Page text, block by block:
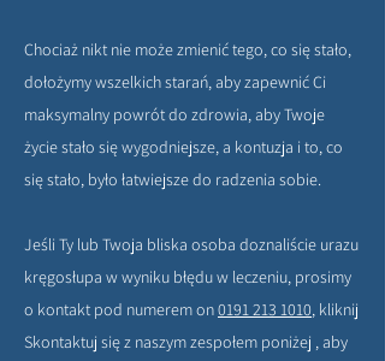
Chociaż nikt nie może zmienić tego, co się stało,
dołożymy wszelkich starań, aby zapewnić Ci
maksymalny powrót do zdrowia, aby Twoje
życie stało się wygodniejsze, a kontuzja i to, co
się stało, było łatwiejsze do radzenia sobie.
Jeśli Ty lub Twoja bliska osoba doznaliście urazu
kręgosłupa w wyniku błędu w leczeniu, prosimy
o kontakt pod numerem on0191 213 1010, kliknij
Skontaktuj się z naszym zespołem poniżej , aby